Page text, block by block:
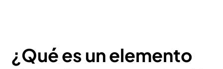
¿Qué es un elemento